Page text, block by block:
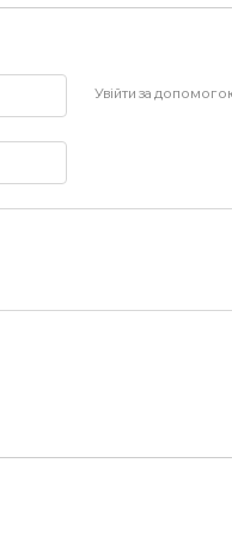
Увійти за